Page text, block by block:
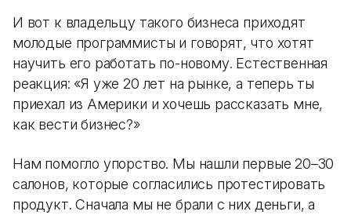
И вот к владельцу такого бизнеса приходят
молодые программисты и говорят, что хотят
научить его работать по-новому. Естественная
реакция: «Я уже 20 лет на рынке, а теперь ты
приехал из Америки и хочешь рассказать мне,
как вести бизнес?»
Нам помогло упорство. Мы нашли первые 20–30
салонов, которые согласились протестировать
продукт. Сначала мы не брали с них деньги, а